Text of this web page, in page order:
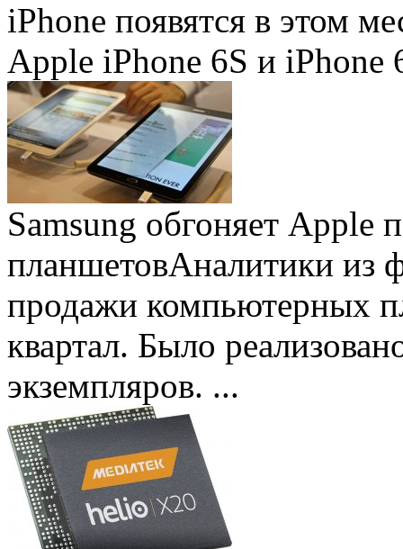
iPhone появятся в этом
Apple iPhone 6S и iPhone
Samsung обгоняет Apple
планшетовАналитики из
продажи компьютерных
квартал. Было
экземпляров. ...